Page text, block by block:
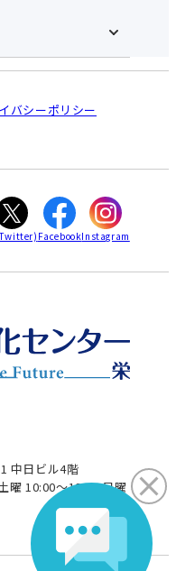
山
垣
バシーポリシー
中日ビル4階
曜 10:00～19:00 日曜
FacebookInstagram